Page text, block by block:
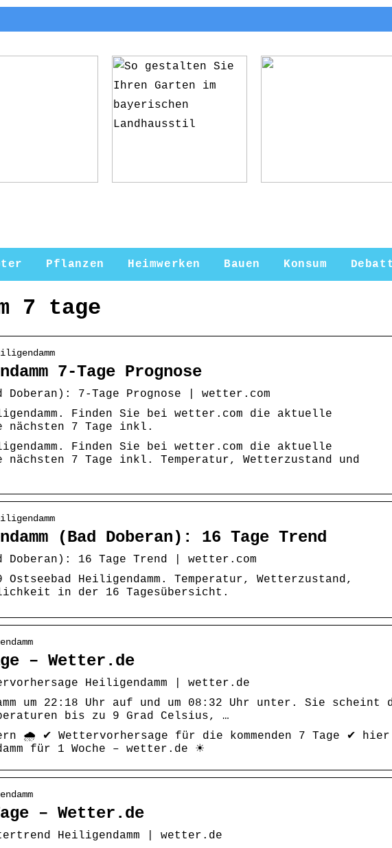
Pflanzen Heimwerken Bauen Konsum
7 tage
7-Tage Prognose
Doberan): 7-Tage Prognose | wetter.com
Finden Sie bei wetter.com die aktuelle
nächsten 7 Tage inkl.
Finden Sie bei wetter.com die aktuelle
7 Tage inkl. Temperatur, Wetterzustand und
(Bad Doberan): 16 Tage Trend
Doberan): 16 Tage Trend | wetter.com
Heiligendamm. Temperatur, Wetterzustand,
in der 16 Tagesübersicht.
– Wetter.de
Heiligendamm | wetter.de
um 22:18 Uhr auf und um 08:32 Uhr unter. Sie scheint
bis zu 9 Grad Celsius, …
🌧️ ✔ Wettervorhersage für die kommenden 7 Tage ✔
für 1 Woche – wetter.de ☀
– Wetter.de
Heiligendamm | wetter.de